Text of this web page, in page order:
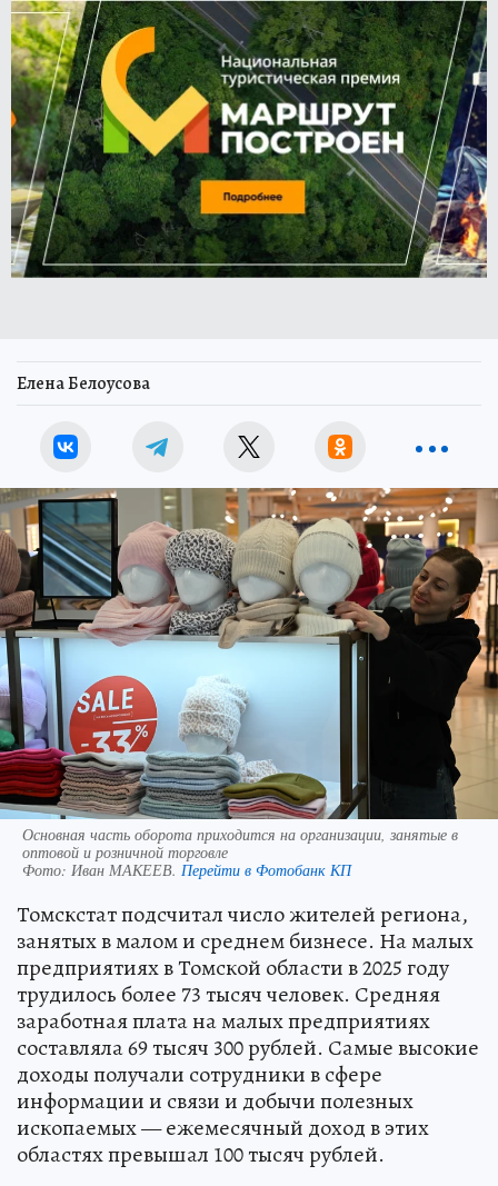
Елена Белоусова
Основная часть оборота приходится на организации, занятые в
оптовой и розничной торговле
Фото: Иван МАКЕЕВ. Перейти в Фотобанк КП
Томскстат подсчитал число жителей региона,
занятых в малом и среднем бизнесе. На малых
предприятиях в Томской области в 2025 году
трудилось более 73 тысяч человек. Средняя
заработная плата на малых предприятиях
составляла 69 тысяч 300 рублей. Самые высокие
доходы получали сотрудники в сфере
информации и связи и добычи полезных
ископаемых — ежемесячный доход в этих
областях превышал 100 тысяч рублей.